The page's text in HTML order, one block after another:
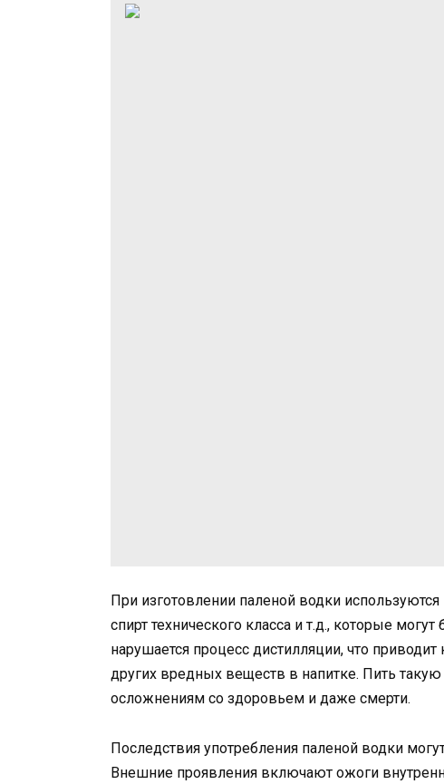
При изготовлении паленой водки
спирт технического класса и т.д., которые
нарушается процесс дистилляции, что
других вредных веществ в напитке. Пить
осложнениям со здоровьем и даже смерти.
Последствия употребления паленой водки
Внешние проявления включают ожоги